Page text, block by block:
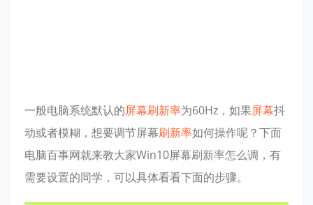
一般电脑系统默认的屏幕刷新率为60Hz，如果屏幕抖
动或者模糊，想要调节屏幕刷新率如何操作呢？下面
电脑百事网就来教大家Win10屏幕刷新率怎么调，有
需要设置的同学，可以具体看看下面的步骤。